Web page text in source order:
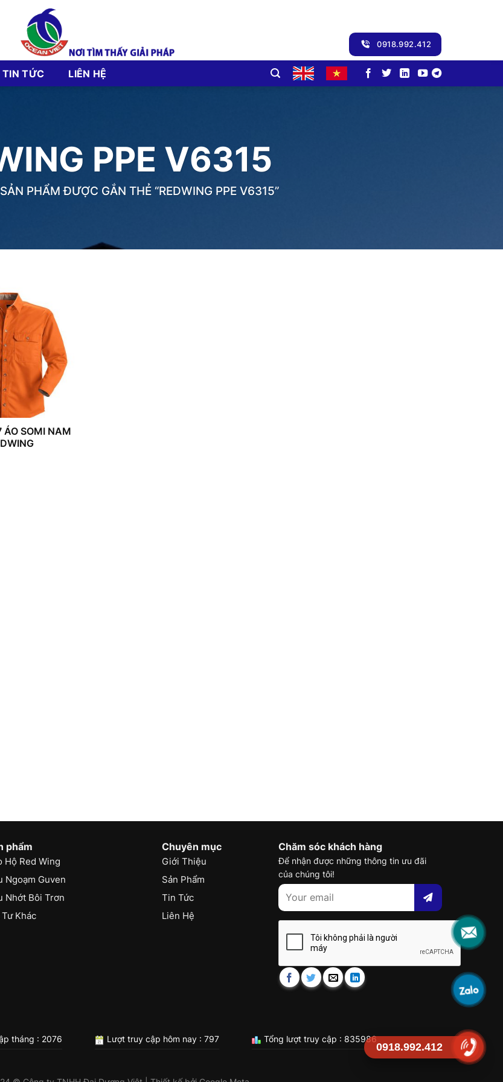
0918.992.412
TIN TỨC LIÊN HỆ
PPE V6315
SẢN PHẨM ĐƯỢC GẮN THẺ “REDWING PPE V6315”
SOMI NAM
phẩm
Hộ Red Wing
Ngoạm Guven
Nhớt Bôi Trơn
Tư Khác
Chuyên mục
Giới Thiệu
Sản Phẩm
Tin Tức
Liên Hệ
Chăm sóc khách hàng
Để nhận được những thông tin ưu đãi
của chúng tôi!
tháng : 2076 Lượt truy cập hôm nay : 797 Tổng lượt truy cập : 835986
0918.992.412